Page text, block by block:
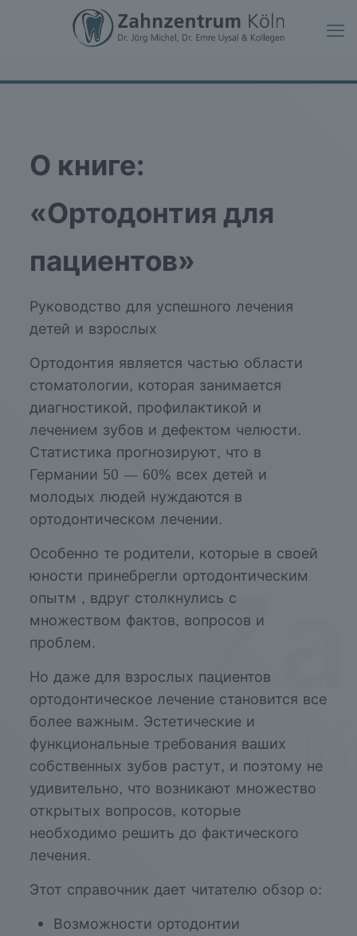
О книге:
«Ортодонтия для
пациентов»
Руководство для успешного лечения
детей и взрослых
Ортодонтия является частью области
стоматологии, которая занимается
диагностикой, профилактикой и
лечением зубов и дефектом челюсти.
Статистика прогнозируют, что в
Германии 50 — 60% всех детей и
молодых людей нуждаются в
ортодонтическом лечении.
Особенно те родители, которые в своей
юности принебрегли ортодонтическим
опытм , вдруг столкнулись с
множеством фактов, вопросов и
проблем.
Но даже для взрослых пациентов
ортодонтическое лечение становится все
более важным. Эстетические и
функциональные требования ваших
собственных зубов растут, и поэтому не
удивительно, что возникают множество
открытых вопросов, которые
необходимо решить до фактического
лечения.
Этот справочник дает читателю обзор о:
Возможности ортодонтии